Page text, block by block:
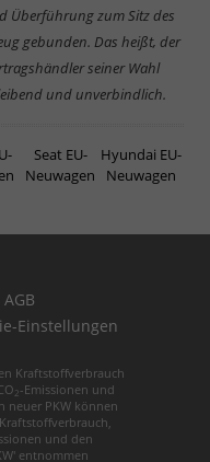
Überführung zum Sitz des
gebunden. Das heißt, der
seiner Wahl
und unverbindlich.
Seat EU-
Neuwagen
Hyundai EU-
Neuwagen
AGB
Einstellungen
Kraftstoffverbrauch
2 -Emissionen und
neuer PKW können
und den
entnommen